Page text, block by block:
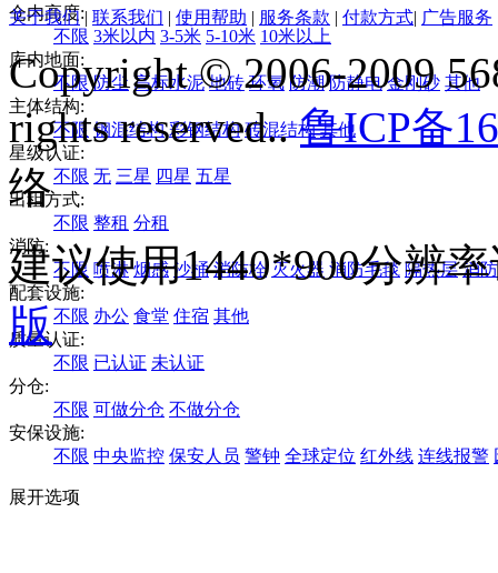
仓内高度:
不限 3米以内 3-5米 5-10米 10米以上
库内地面:
不限 防尘 高标水泥 地砖 环氧 防潮 防静电 金刚砂 其他
主体结构:
不限 钢混结构 彩钢结构 砖混结构 其他
星级认证:
不限 无 三星 四星 五星
出租方式:
不限 整租 分租
消防:
不限 喷淋 烟感 沙桶 消防栓 灭火器 消防毛毯 隔热层 消
配套设施:
不限 办公 食堂 住宿 其他
质量认证:
不限 已认证 未认证
分仓:
不限 可做分仓 不做分仓
安保设施:
不限 中央监控 保安人员 警钟 全球定位 红外线 连线报警
展开选项
关于我们| 联系我们 | 使用帮助 | 服务条款 | 付款方式| 广告服务
Copyright © 2006-2009
rights reserved..鲁ICP备
络
建议使用1440*900分辨
版